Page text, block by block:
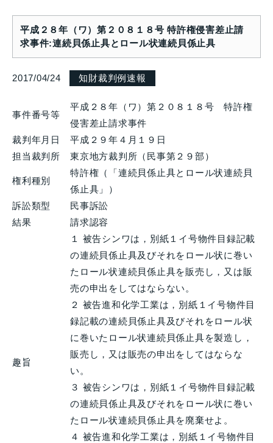
平成２８年（ワ）第２０８１８号 特許権侵害差止請
求事件:連続貝係止具とロール状連続貝係止具
2017/04/24 知財裁判例速報
事件番号等
平成２８年（ワ）第２０８１８号 特許権
侵害差止請求事件
裁判年月日
平成２９年４月１９日
担当裁判所
東京地方裁判所（民事第２９部）
権利種別
特許権（「連続貝係止具とロール状連続貝
係止具」）
訴訟類型
民事訴訟
結果
請求認容
趣旨
１ 被告シンワは，別紙１イ号物件目録記載
の連続貝係止具及びそれをロール状に巻い
たロール状連続貝係止具を販売し，又は販
売の申出をしてはならない。
２ 被告進和化学工業は，別紙１イ号物件目
録記載の連続貝係止具及びそれをロール状
に巻いたロール状連続貝係止具を製造し，
販売し，又は販売の申出をしてはならな
い。
３ 被告シンワは，別紙１イ号物件目録記載
の連続貝係止具及びそれをロール状に巻い
たロール状連続貝係止具を廃棄せよ。
４ 被告進和化学工業は，別紙１イ号物件目